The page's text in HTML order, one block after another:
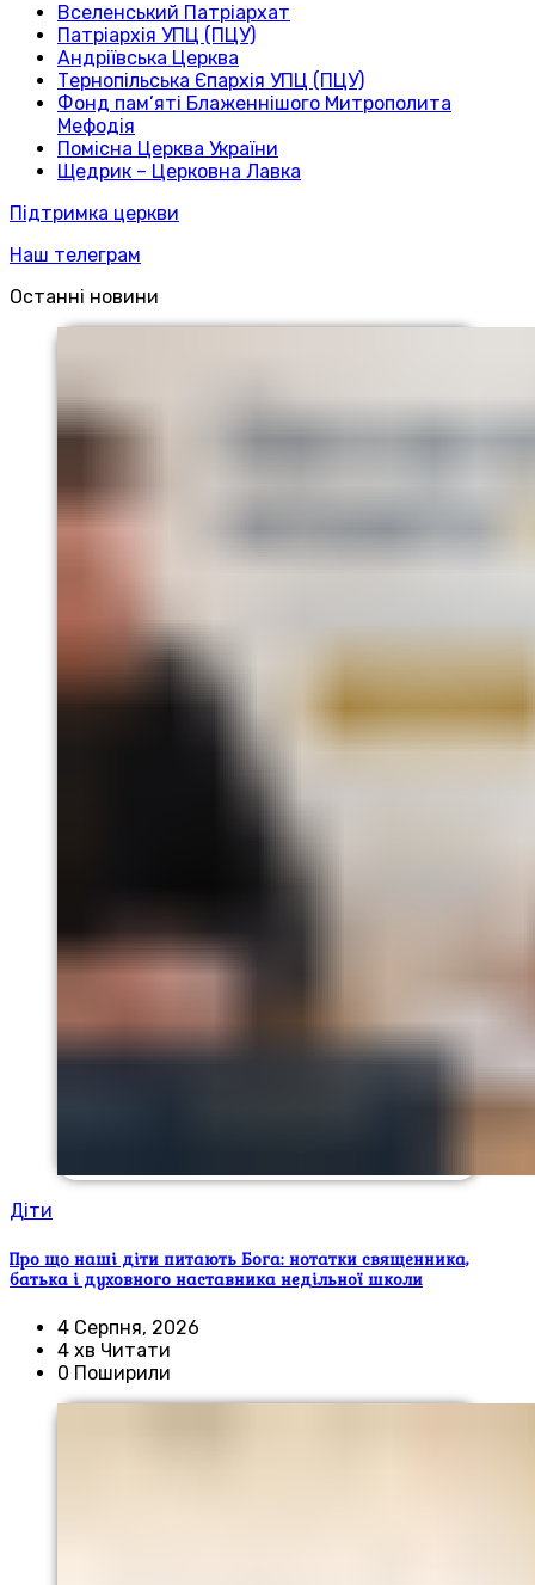
Вселенський Патріархат
Патріархія УПЦ (ПЦУ)
Андріївська Церква
Тернопільська Єпархія УПЦ (ПЦУ)
Фонд пам’яті Блаженнішого Митрополита
Мефодія
Помісна Церква України
Щедрик – Церковна Лавка
Підтримка церкви
Наш телеграм
Останні новини
Діти
Про що наші діти питають Бога: нотатки священника,
батька і духовного наставника недільної школи
4 Серпня, 2026
4 хв Читати
0 Поширили